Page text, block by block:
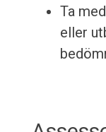
Ta
eller